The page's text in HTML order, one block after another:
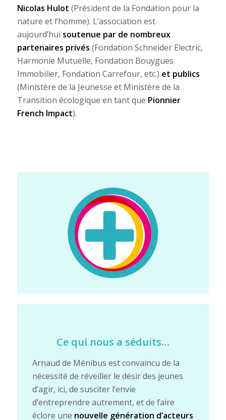
Nicolas Hulot (Président de la Fondation pour la
nature et l’homme). L’association est
aujourd’hui soutenue par de nombreux
partenaires privés (Fondation Schneider Electric,
Harmonie Mutuelle, Fondation Bouygues
Immobilier, Fondation Carrefour, etc.) et publics
(Ministère de la Jeunesse et Ministère de la
Transition écologique en tant que Pionnier
French Impact).
Ce qui nous a séduits…
Arnaud de Ménibus est convaincu de la
nécessité de réveiller le désir des jeunes
d’agir, ici, de susciter l’envie
d’entreprendre autrement, et de faire
éclore une nouvelle génération d’acteurs